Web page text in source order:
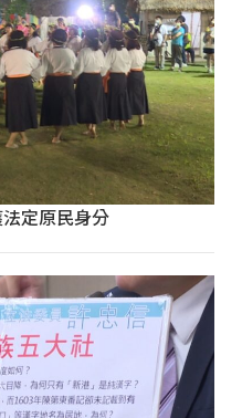
定原民身分